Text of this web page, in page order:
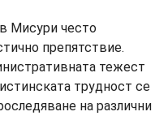
Мисури често
препятствие.
тежест
трудност се
на различни